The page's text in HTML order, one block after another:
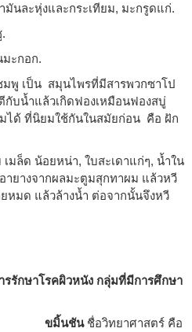
มันละหุ่งและกระเทียม, มะกรูดแก่.
ะกอก.
พู เป็น สมุนไพรที่มีสารพวกซาโป
กับน้ำแล้วเกิดฟองเหมือนฟองสบู่
ได้ ที่นิยมใช้กันในสมัยก่อน คือ ฝัก
มล็ด น้อยหน่า, ใบสะเดาแก่ๆ, น้ำใน
ายางจากผลมะตูมสุกทาผม แล้วหวี
หมด แล้วล้างน้ำ ต่อจากนั้นจึงหวี
รักษาโรคผิวหนัง กลุ่มที่มีการศึกษา
ขมิ้นชันชื่อวิทยาศาสตร์ คือ